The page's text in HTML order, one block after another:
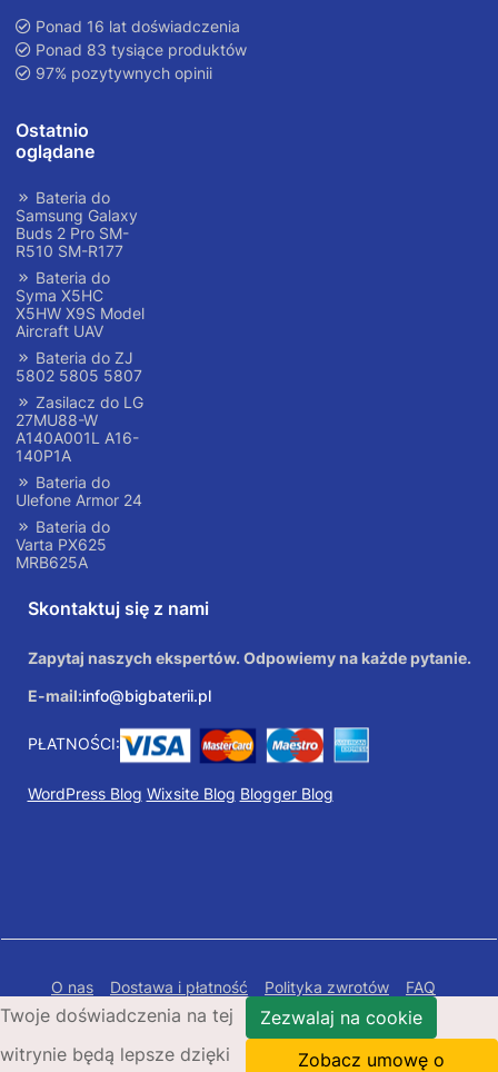
Ponad 16 lat doświadczenia
Ponad 83 tysiące produktów
97% pozytywnych opinii
Ostatnio
oglądane
Bateria do
Samsung Galaxy
Buds 2 Pro SM-
R510 SM-R177
Bateria do
Syma X5HC
X5HW X9S Model
Aircraft UAV
Bateria do ZJ
5802 5805 5807
Zasilacz do LG
27MU88-W
A140A001L A16-
140P1A
Bateria do
Ulefone Armor 24
Bateria do
Varta PX625
MRB625A
Skontaktuj się z nami
Zapytaj naszych ekspertów. Odpowiemy na każde pytanie.
E-mail:info@bigbaterii.pl
PŁATNOŚCI:
WordPress Blog Wixsite Blog Blogger Blog
O nas Dostawa i płatność Polityka zwrotów
FAQ
Polityka prywatności
Mapa Strony
Copyright © 2026 Bigbaterii.pl. Wszelkie prawa
Twoje doświadczenia na tej
witrynie będą lepsze dzięki
Zezwalaj na cookie
Zobacz umowę o